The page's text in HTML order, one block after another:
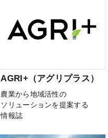
AGRI+（アグリプラス）
農業から地域活性の
ソリューションを提案する
情報誌